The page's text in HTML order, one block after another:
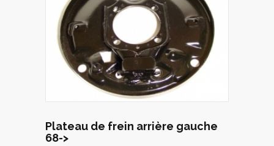
Plateau de frein arrière gauche
68->